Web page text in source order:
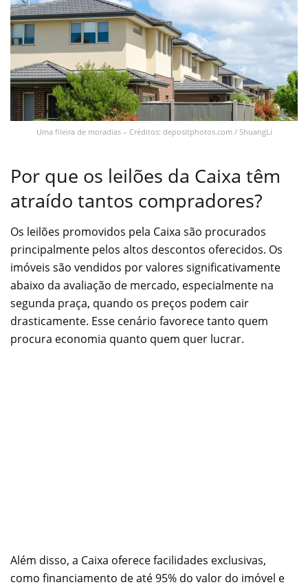
Uma fileira de moradias – Créditos: depositphotos.com / ShuangLi
Por que os leilões da Caixa têm
atraído tantos compradores?
Os leilões promovidos pela Caixa são procurados
principalmente pelos altos descontos oferecidos. Os
imóveis são vendidos por valores significativamente
abaixo da avaliação de mercado, especialmente na
segunda praça, quando os preços podem cair
drasticamente. Esse cenário favorece tanto quem
procura economia quanto quem quer lucrar.
Além disso, a Caixa oferece facilidades exclusivas,
como financiamento de até 95% do valor do imóvel e